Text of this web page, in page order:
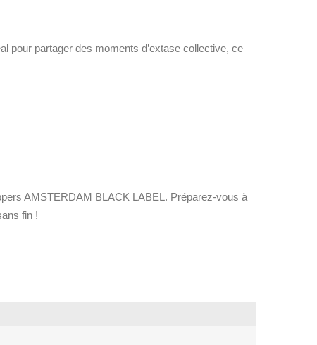
pour partager des moments d’extase collective, ce
AMSTERDAM BLACK LABEL. Préparez-vous à
fin !